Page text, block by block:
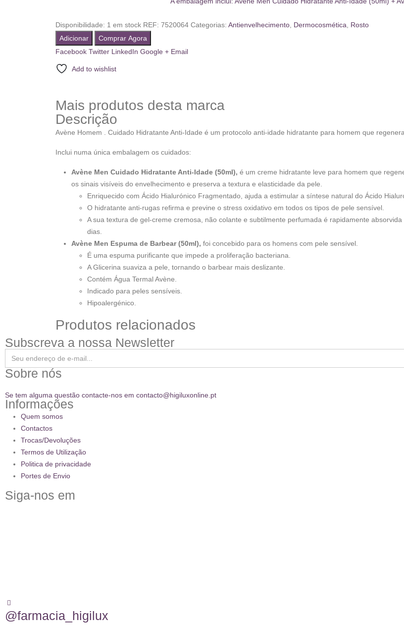
Disponibilidade: 1 em stock REF: 7520064 Categorias: Antienvelhecimento Dermocosmética
Rosto
Adicionar
Comprar Agora
Facebook Twitter LinkedIn Google + Email
Add to wishlist
Mais produtos desta marca
Descrição
Avène Homem . Cuidado Hidratante Anti-Idade é um protocolo anti-idade hidratante para homem que
Inclui numa única embalagem os cuidados:
Avène Men Cuidado Hidratante Anti-Idade (50ml), é um creme hidratante leve para homem que
os sinais visíveis do envelhecimento e preserva a textura e elasticidade da pele.
Enriquecido com Ácido Hialurónico Fragmentado, ajuda a estimular a síntese natural do Ácido
O hidratante anti-rugas refirma e previne o stress oxidativo em todos os tipos de pele sensível.
A sua textura de gel-creme cremosa, não colante e subtilmente perfumada é rapidamente
dias.
Avène Men Espuma de Barbear (50ml), foi concebido para os homens com pele sensível.
É uma espuma purificante que impede a proliferação bacteriana.
A Glicerina suaviza a pele, tornando o barbear mais deslizante.
Contém Água Termal Avène.
Indicado para peles sensíveis.
Hipoalergénico.
Produtos relacionados
Subscreva a nossa Newsletter
Sobre nós
Se tem alguma questão contacte-nos em contacto@higiluxonline.pt
Informações
Quem somos
Contactos
Trocas/Devoluções
Termos de Utilização
Politica de privacidade
Portes de Envio
Siga-nos em
@farmacia_higilux